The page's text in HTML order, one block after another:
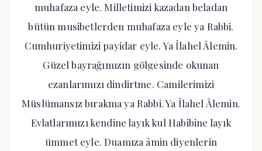
muhafaza eyle. Milletimizi kazadan beladan
bütün musibetlerden muhafaza eyle ya Rabbi.
Cumhuriyetimizi payidar eyle. Ya İlahel Âlemin.
Güzel bayrağımızın gölgesinde okunan
ezanlarımızı dindirtme. Camilerimizi
Müslümansız bırakma ya Rabbi. Ya İlahel Âlemin.
Evlatlarımızı kendine layık kul Habibine layık
ümmet eyle. Duamıza âmin diyenlerin